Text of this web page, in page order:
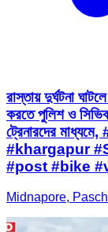
রাস্তায় দুর্ঘটনা
করতে পুলিশ ও সিভিক
ট্রেনারদের
#khargapur
#post #bike
Midnapore,